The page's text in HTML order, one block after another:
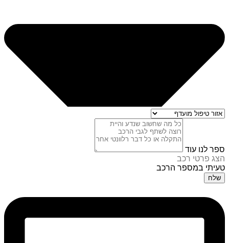
ספר לנו עוד
הצג פרטי רכב
טעיתי במספר הרכב
שלח